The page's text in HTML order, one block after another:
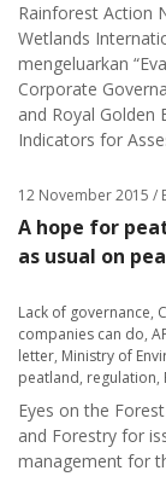
Rainforest Action
Wetlands
mengeluarkan
Corporate
and Royal Golden
Indicators for
12 November 2015 /
A hope for
as usual on
Lack of governance,
companies can do,
letter, Ministry of
peatland, regulation,
Eyes on the
and Forestry for
management for